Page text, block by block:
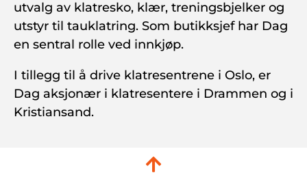
utvalg av klatresko, klær, treningsbjelker og
utstyr til tauklatring. Som butikksjef har Dag
en sentral rolle ved innkjøp.
I tillegg til å drive klatresentrene i Oslo, er
Dag aksjonær i klatresentere i Drammen og i
Kristiansand.